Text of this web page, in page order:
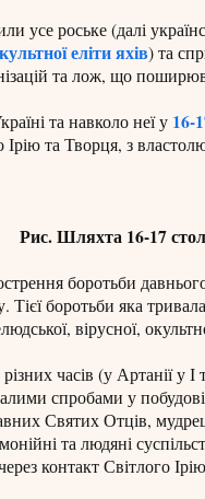
усе роське (далі
еліти яхів) та
та лож, що
та навколо неї у 16-
та Творця, з
Рис. Шляхта 16-17
боротьби
Тієї боротьби яка
вірусної,
часів (у Артанії
спробами у
Святих Отців,
та людяні
контакт Світлого